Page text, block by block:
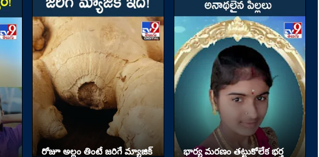
రోజూ అల్లం తింటే జరిగే మ్యాజిక్
భార్య మరణం తట్టుకోలేక భర్త